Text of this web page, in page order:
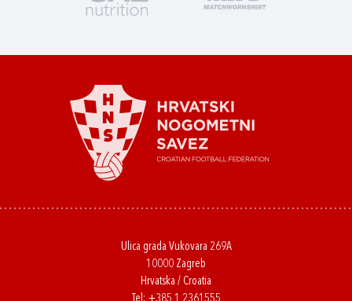
Ulica grada Vukovara 269A
10000 Zagreb
Hrvatska / Croatia